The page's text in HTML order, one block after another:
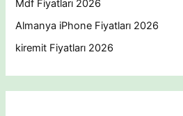
Mdf Fiyatları 2026
Almanya iPhone Fiyatları 2026
kiremit Fiyatları 2026